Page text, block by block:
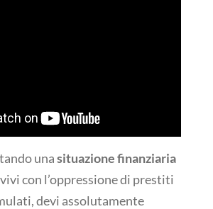
unasituazione finanziaria
con l’oppressione di prestiti
devi assolutamente